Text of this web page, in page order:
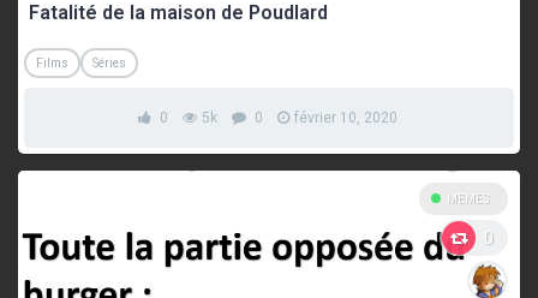
Fatalité de la maison de Poudlard
Films Séries
0 5k 0 février 10, 2020
MEMES
0